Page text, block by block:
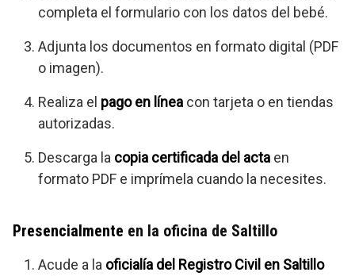
completa el formulario con los datos del bebé.
Adjunta los documentos en formato digital (PDF
o imagen).
Realiza el pago en línea con tarjeta o en tiendas
autorizadas.
Descarga la copia certificada del acta en
formato PDF e imprímela cuando la necesites.
Presencialmente en la oficina de Saltillo
Acude a la oficialía del Registro Civil en Saltillo